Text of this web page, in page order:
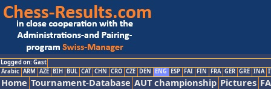
Logged on: Gast
Arabic ARM AZE BIH BUL CAT CHN CRO CZE DEN ENG ESP FAI FIN FRA GER GRE INA
Home Tournament-Database AUT championship Pictures